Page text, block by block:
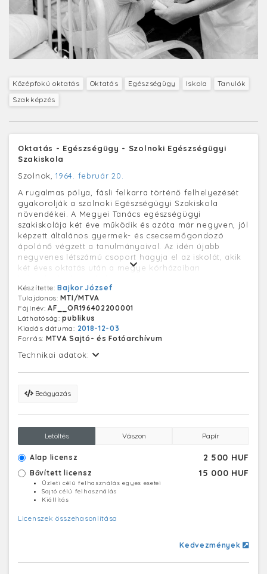
Középfokú oktatás Oktatás Egészségügy Iskola
Tanulók
Szakképzés
Oktatás - Egészségügy - Szolnoki Egészségügyi
Szakiskola
Szolnok,1964. február 20.
A rugalmas pólya, fásli felkarra történő felhelyezését
gyakorolják a szolnoki Egészségügyi Szakiskola
növendékei. A Megyei Tanács egészségügyi
szakiskolája két éve működik és azóta már negyven, jól
képzett általános gyermek- és csecsemőgondozó
ápolónő végzett a tanulmányaival. Az idén újabb
negyvenes létszámú csoport hagyja el az iskolát, akik
két éves oktatás után a megye kórházaiban
Készítette:Bajkor József
Tulajdonos:MTI/MTVA
Fájlnév:AF__OR196402200001
Láthatóság:publikus
Kiadás dátuma: 2018-12-03
Forrás: MTVA Sajtó- és Fotóarchívum
Technikai adatok:
Beágyazás
Letöltés Vászon Papír
Alap licensz 2 500 HUF
Bővített licensz 15 000 HUF
Üzleti célú felhasználás egyes esetei
Sajtó célú felhasználás
Kiállítás
Licenszek összehasonlítása
Kedvezmények